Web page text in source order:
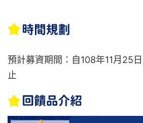
預計募資期間：自108年11月25
止